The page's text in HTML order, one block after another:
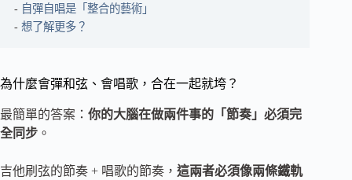
自彈自唱是「整合的藝術」
想了解更多？
為什麼會彈和弦、會唱歌，合在一起就垮？
最簡單的答案： 你的大腦在做兩件事的「節奏」必須完
全同步 。
吉他刷弦的節奏 + 唱歌的節奏， 這兩者必須像兩條鐵軌